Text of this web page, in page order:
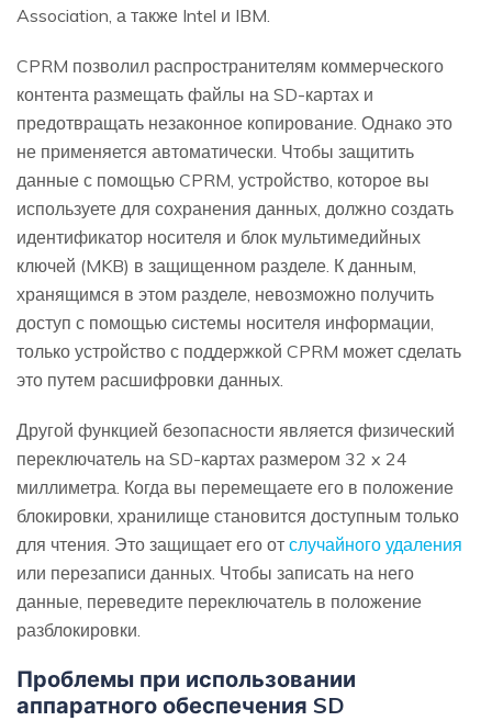
Association, а также Intel и IBM.
CPRM позволил распространителям коммерческого
контента размещать файлы на SD-картах и
предотвращать незаконное копирование. Однако это
не применяется автоматически. Чтобы защитить
данные с помощью CPRM, устройство, которое вы
используете для сохранения данных, должно создать
идентификатор носителя и блок мультимедийных
ключей (MKB) в защищенном разделе. К данным,
хранящимся в этом разделе, невозможно получить
доступ с помощью системы носителя информации,
только устройство с поддержкой CPRM может сделать
это путем расшифровки данных.
Другой функцией безопасности является физический
переключатель на SD-картах размером 32 x 24
миллиметра. Когда вы перемещаете его в положение
блокировки, хранилище становится доступным только
для чтения. Это защищает его от случайного удаления
или перезаписи данных. Чтобы записать на него
данные, переведите переключатель в положение
разблокировки.
Проблемы при использовании
аппаратного обеспечения SD